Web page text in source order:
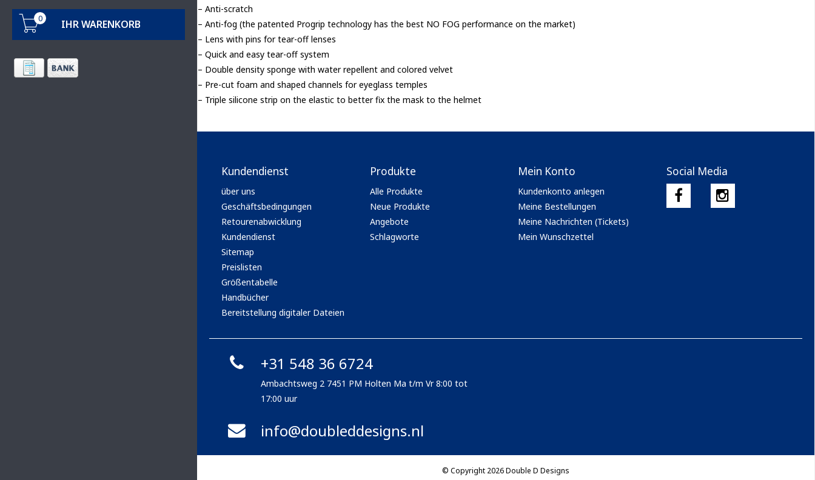
0 IHR WARENKORB
– Anti-scratch
– Anti-fog (the patented Progrip technology has the best NO FOG performance on the market)
– Lens with pins for tear-off lenses
– Quick and easy tear-off system
– Double density sponge with water repellent and colored velvet
– Pre-cut foam and shaped channels for eyeglass temples
– Triple silicone strip on the elastic to better fix the mask to the helmet
Kundendienst
über uns
Geschäftsbedingungen
Retourenabwicklung
Kundendienst
Sitemap
Preislisten
Größentabelle
Handbücher
Bereitstellung digitaler Dateien
Produkte
Alle Produkte
Neue Produkte
Angebote
Schlagworte
Mein Konto
Kundenkonto anlegen
Meine Bestellungen
Meine Nachrichten (Tickets)
Mein Wunschzettel
Social Media
+31 548 36 6724
Ambachtsweg 2 7451 PM Holten Ma t/m Vr 8:00 tot
17:00 uur
info@doubleddesigns.nl
© Copyright 2026 Double D Designs